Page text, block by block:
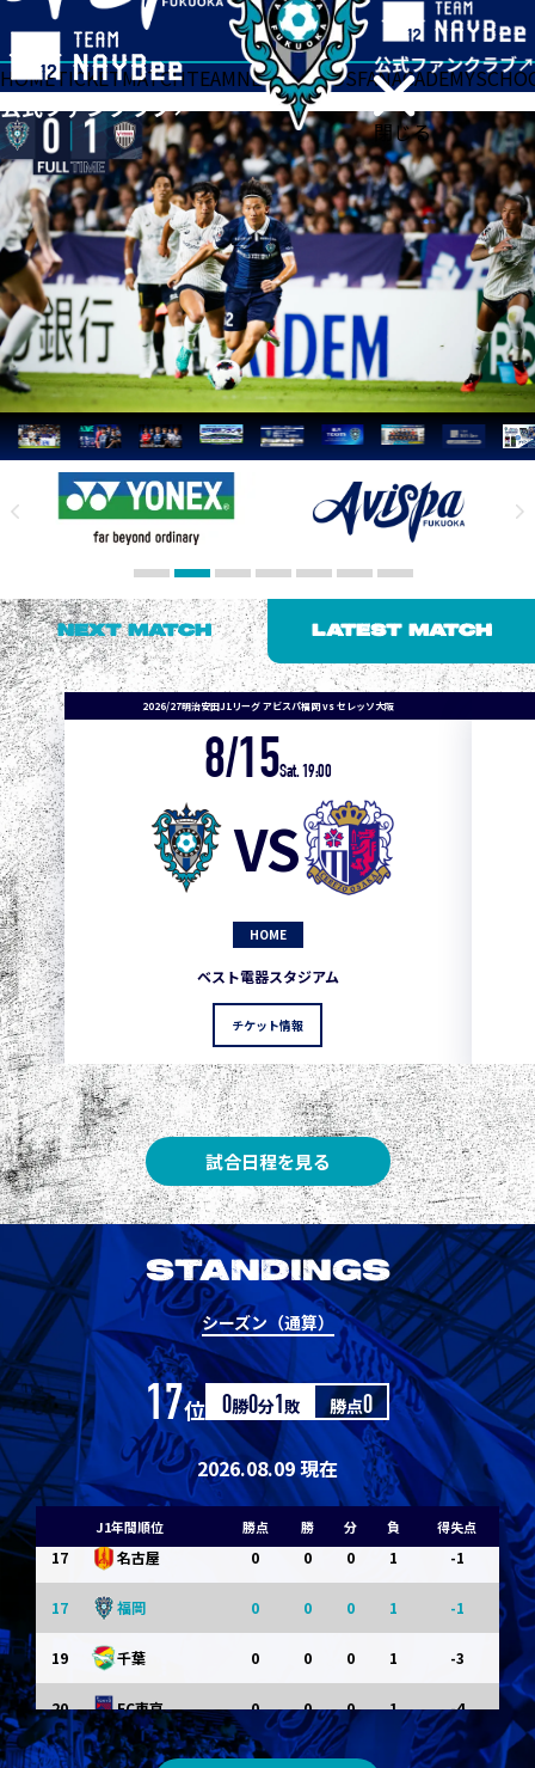
閉じる
HOMETICKETMATCHTEAMNEWSGOODSFANACADEMY
NEXT MATCH LATEST MATCH
2026/27明治安田J1リーグ アビスパ福岡 vs セレッソ大阪
8/15Sat. 19:00
VS
HOME
ベスト電器スタジアム
チケット情報
試合日程を見る
STANDINGS
シーズン（通算）
17位 0勝0分1敗 勝点0
2026.08.09 現在
J1年間順位 勝点 勝 分 負 得失点
1
2 0
3 3 1 0 0
3
5 3
5 3 1
5
8 清水 3 1 0 0 1
8 神戸 3 1 0 1
10 東京Ｖ 1 0 1 0 0
10 川崎Ｆ 1 0 1 0
12 浦和 0 0 0 1 -1
横浜FM 0 0 1 -1
14 水戸 0 0 1 -1
14 京都 0 0 1 -1
14 岡山 0 0 0 1 -1
17 名古屋 0 0 0 1 -1
17 福岡 0 0 0 1 -1
19 千葉 0 0 0 1 -3
20 FC東京 0 0 0 1 -4